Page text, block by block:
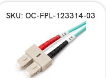
SKU: OC-FPL-123314-03